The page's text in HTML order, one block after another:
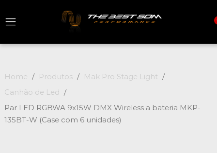
Home Produtos
Mak Pro Stage Light
Canhão de Led
Par LED RGBWA 9x15W DMX Wireless a bateria MKP-
135BT-W (Case com 6 unidades)